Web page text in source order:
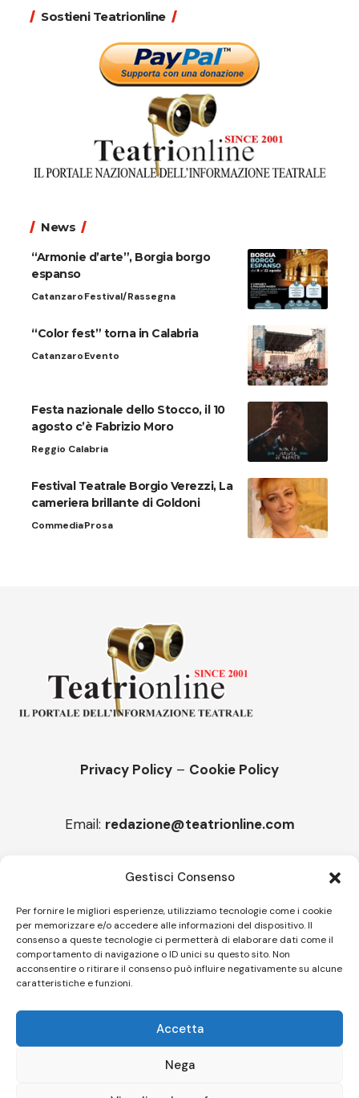
Gestisci Consenso
Per fornire le migliori esperienze, utilizziamo tecnologie come i cookie
per memorizzare e/o accedere alle informazioni del dispositivo. Il
consenso a queste tecnologie ci permetterà di elaborare dati come il
comportamento di navigazione o ID unici su questo sito. Non
acconsentire o ritirare il consenso può influire negativamente su alcune
caratteristiche e funzioni.
Accetta
Nega
Sostieni Teatrionline
News
“Armonie d’arte”, Borgia borgo
espanso
CatanzaroFestival/Rassegna
“Color fest” torna in Calabria
CatanzaroEvento
Festa nazionale dello Stocco, il 10
agosto c’è Fabrizio Moro
Reggio Calabria
Festival Teatrale Borgio Verezzi, La
cameriera brillante di Goldoni
CommediaProsa
Privacy Policy – Cookie Policy
Email: redazione@teatrionline.com
“Color fest” torna in Calabria
Firenze - SEO BY SIMONE ROMPIETTI SR WEB